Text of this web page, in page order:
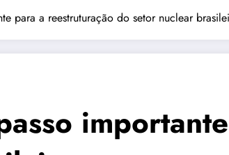
para a reestruturação do setor nuclear